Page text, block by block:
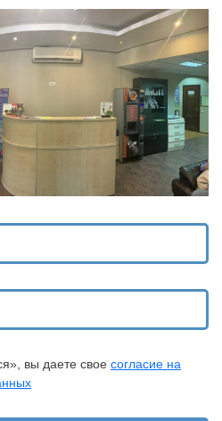
вы даете свое согласие на